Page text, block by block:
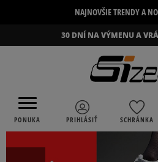
NAJNOVŠIE TRENDY A
30 DNÍ NA VÝMENU A
PONUKA PRIHLÁSIŤ SCHRÁNKA